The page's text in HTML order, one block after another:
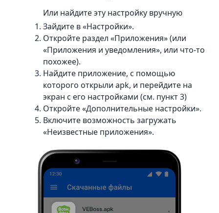
Или найдите эту настройку вручную
Зайдите в «Настройки».
Откройте раздел «Приложения» (или
«Приложения и уведомления», или что-то
похожее).
Найдите приложение, с помощью
которого открыли apk, и перейдите на
экран с его настройками (см. пункт 3)
Откройте «Дополнительные настройки».
Включите возможность загружать
«Неизвестные приложения».